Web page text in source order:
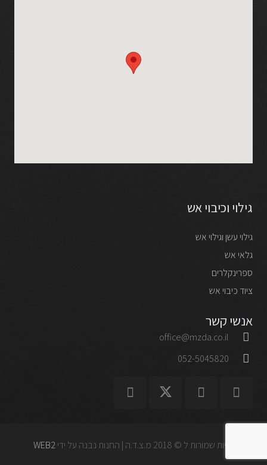
גילוי וכיבוי אש
גילוי עשן וגילוי אש
גלאי אש
ספרינקלרים
ציוד כיבוי אש
אנשי קשר
office@mzda.co.il
052-5045820
כל הזכויות שמורות ל © 2018 מ.צ.ד.ה | החנות נבנה על ידי WEB2